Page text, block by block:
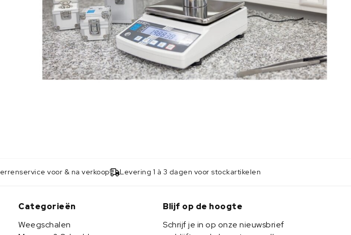
voor & na verkoop Levering 1 à 3 dagen voor stockartikelen
Categorieën
Weegschalen
Blijf op de hoogte
Schrijf je in op onze nieuwsbrief